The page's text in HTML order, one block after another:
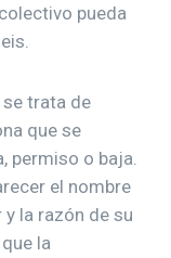
pueda
se trata de
que se
permiso o baja.
el nombre
la razón de su
la